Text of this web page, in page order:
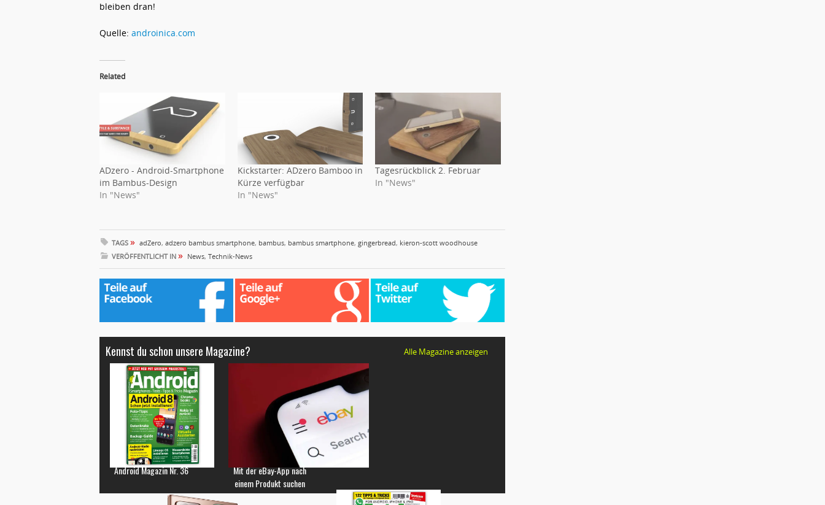
bleiben dran!
Quelle: androinica.com
Related
ADzero - Android-Smartphone
im Bambus-Design
In "News"
Kickstarter: ADzero Bamboo in
Kürze verfügbar
In "News"
Tagesrückblick 2. Februar
In "News"
TAGS » adZero, adzero bambus smartphone, bambus, bambus smartphone, gingerbread, kieron-scott woodhouse
VERÖFFENTLICHT IN » News, Technik-News
Kennst du schon unsere Magazine? Alle Magazine anzeigen
Android Magazin Nr. 36
Mit der eBay-App nach
einem Produkt suchen